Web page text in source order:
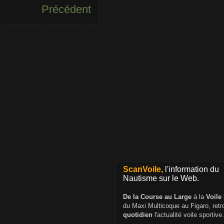
Précédent
ScanVoile, l'information du
Nautisme sur le Web.
De la Course au Large à la Voile
du Maxi Multicoque au Figaro,
quotidien l'actualité voile sportive.